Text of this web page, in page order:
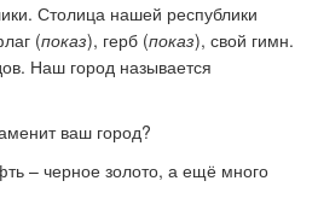
Столица нашей республики
(показ), герб (показ), свой гимн.
Наш город называется
ваш город?
– черное золото, а ещё много